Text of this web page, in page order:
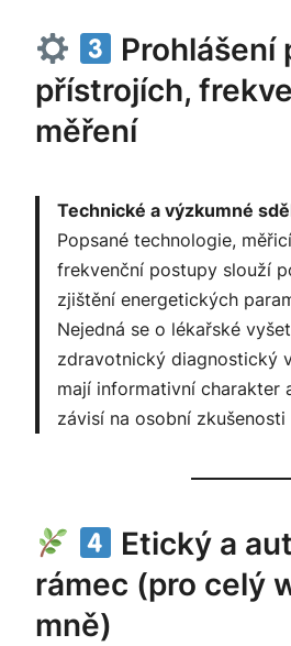
Prohlášení
přístrojích,
měření
Technické a výzkumné
Popsané technologie,
frekvenční postupy slouží
zjištění energetických
Nejedná se o lékařské
zdravotnický diagnostický
mají informativní charakter
závisí na osobní zkušenosti
Etický a
rámec (pro celý
mně)